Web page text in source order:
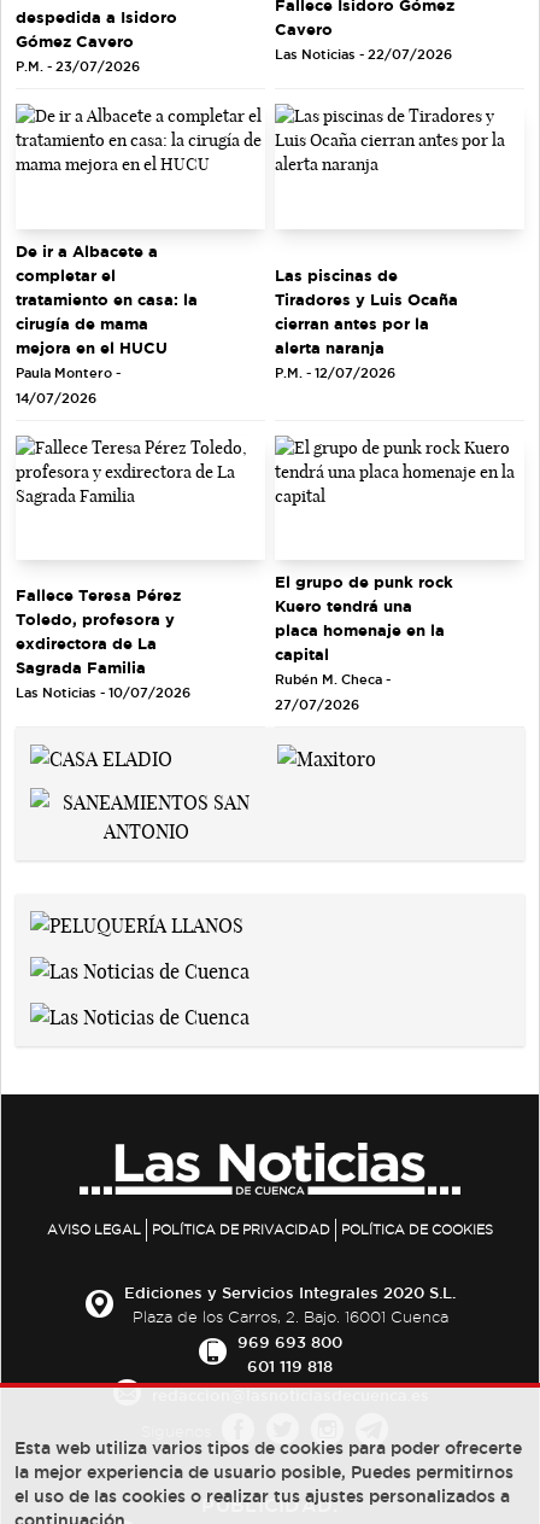
despedida a Isidoro
Gómez Cavero
P.M. - 23/07/2026
Fallece Isidoro Gómez
Cavero
Las Noticias - 22/07/2026
De ir a Albacete a
completar el
tratamiento en casa: la
cirugía de mama
mejora en el HUCU
Paula Montero -
14/07/2026
Las piscinas de
Tiradores y Luis Ocaña
cierran antes por la
alerta naranja
P.M. - 12/07/2026
Fallece Teresa Pérez
Toledo, profesora y
exdirectora de La
Sagrada Familia
Las Noticias - 10/07/2026
El grupo de punk rock
Kuero tendrá una
placa homenaje en la
capital
Rubén M. Checa -
27/07/2026
AVISO LEGAL POLÍTICA DE PRIVACIDAD POLÍTICA DE COOKIES
Ediciones y Servicios Integrales 2020 S.L.
Plaza de los Carros, 2. Bajo. 16001 Cuenca
969 693 800
601 119 818
PUBLICIDAD:
Esta web utiliza varios tipos de cookies para poder ofrecerte
la mejor experiencia de usuario posible, Puedes permitirnos
el uso de las cookies o realizar tus ajustes personalizados a